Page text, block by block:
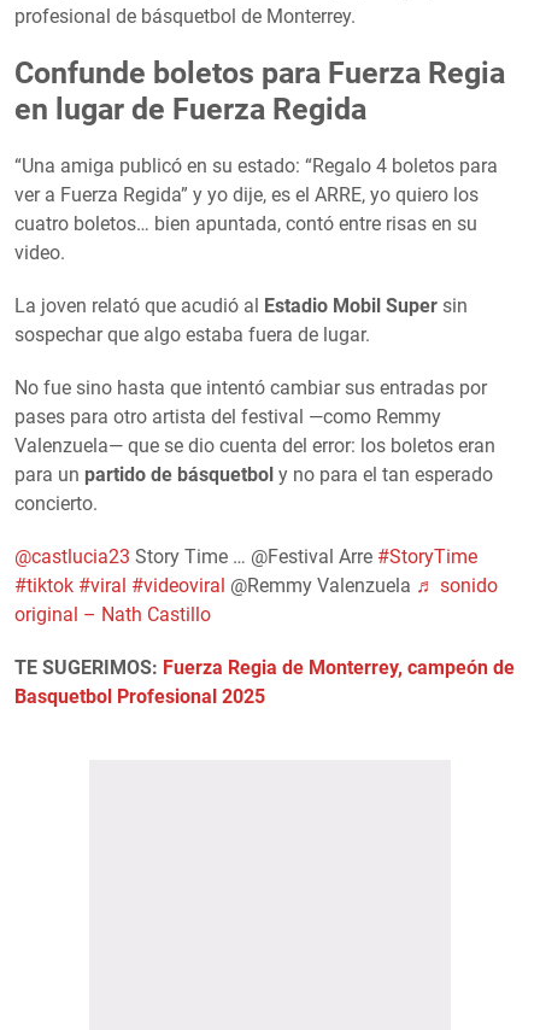
profesional de básquetbol de Monterrey.
Confunde boletos para Fuerza Regia
en lugar de Fuerza Regida
“Una amiga publicó en su estado: “Regalo 4 boletos para
ver a Fuerza Regida” y yo dije, es el ARRE, yo quiero los
cuatro boletos… bien apuntada, contó entre risas en su
video.
La joven relató que acudió al Estadio Mobil Super sin
sospechar que algo estaba fuera de lugar.
No fue sino hasta que intentó cambiar sus entradas por
pases para otro artista del festival —como Remmy
Valenzuela— que se dio cuenta del error: los boletos eran
para un partido de básquetbol y no para el tan esperado
concierto.
@castlucia23 Story Time … @Festival Arre #StoryTime
#tiktok #viral #videoviral @Remmy Valenzuela ♬ sonido
original – Nath Castillo
TE SUGERIMOS: Fuerza Regia de Monterrey, campeón de
Basquetbol Profesional 2025